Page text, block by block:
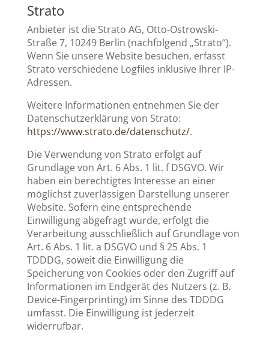
Strato
Anbieter ist die Strato AG, Otto-Ostrowski-
Straße 7, 10249 Berlin (nachfolgend „Strato“).
Wenn Sie unsere Website besuchen, erfasst
Strato verschiedene Logfiles inklusive Ihrer IP-
Adressen.
Weitere Informationen entnehmen Sie der
Datenschutzerklärung von Strato:
https://www.strato.de/datenschutz/.
Die Verwendung von Strato erfolgt auf
Grundlage von Art. 6 Abs. 1 lit. f DSGVO. Wir
haben ein berechtigtes Interesse an einer
möglichst zuverlässigen Darstellung unserer
Website. Sofern eine entsprechende
Einwilligung abgefragt wurde, erfolgt die
Verarbeitung ausschließlich auf Grundlage von
Art. 6 Abs. 1 lit. a DSGVO und § 25 Abs. 1
TDDDG, soweit die Einwilligung die
Speicherung von Cookies oder den Zugriff auf
Informationen im Endgerät des Nutzers (z. B.
Device-Fingerprinting) im Sinne des TDDDG
umfasst. Die Einwilligung ist jederzeit
widerrufbar.